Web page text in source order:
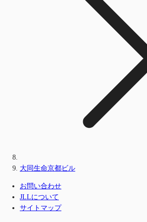
大同生命京都ビル
お問い合わせ
JLLについて
サイトマップ